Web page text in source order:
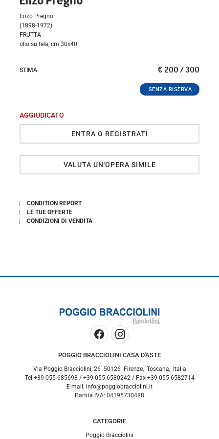
Enzo Pregno
(1898-1972)
FRUTTA
olio su tela, cm 30x40
€ 200 / 300
STIMA
AGGIUDICATO
ENTRA O REGISTRATI
VALUTA UN'OPERA SIMILE
CONDITION REPORT
LE TUE OFFERTE
CONDIZIONI DI VENDITA
POGGIO BRACCIOLINI CASA D'ASTE
Via Poggio Bracciolini, 26 50126 Firenze, Toscana
Italia
Tel +39 055 685698 / +39 055 6580242 / Fax +39 055 6582714
E-mail: info@poggiobracciolini.it
Partita IVA: 04195730488
CATEGORIE
Poggio Bracciolini